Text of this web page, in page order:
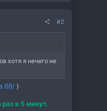
#2
хотя я нечего не
)
в 5 минут.